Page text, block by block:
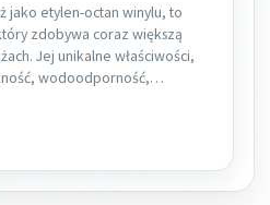
jako etylen-octan winylu, to
zdobywa coraz większą
Jej unikalne właściwości,
wodoodporność,